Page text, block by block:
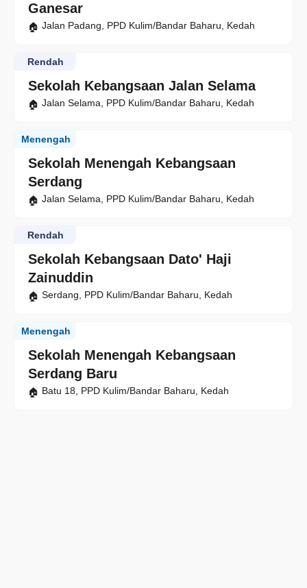
Ganesar
Jalan Padang, PPD Kulim/Bandar Baharu, Kedah
Sekolah Kebangsaan Jalan Selama
Rendah
Jalan Selama, PPD Kulim/Bandar Baharu, Kedah
Sekolah Menengah Kebangsaan
Serdang
Menengah
Jalan Selama, PPD Kulim/Bandar Baharu, Kedah
Sekolah Kebangsaan Dato' Haji
Zainuddin
Rendah
Serdang, PPD Kulim/Bandar Baharu, Kedah
Sekolah Menengah Kebangsaan
Serdang Baru
Menengah
Batu 18, PPD Kulim/Bandar Baharu, Kedah